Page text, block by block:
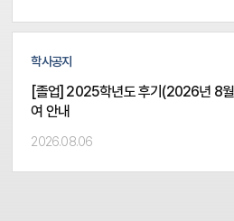
학사공지
[졸업] 2025학년도 후기(2026년 8월
여 안내
2026.08.06